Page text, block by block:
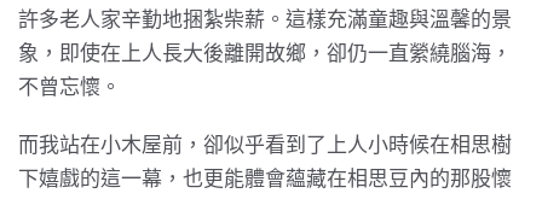
許多老人家辛勤地捆紮柴薪。這樣充滿童趣與溫馨的景
象，即使在上人長大後離開故鄉，卻仍一直縈繞腦海，
不曾忘懷。
而我站在小木屋前，卻似乎看到了上人小時候在相思樹
下嬉戲的這一幕，也更能體會蘊藏在相思豆內的那股懷